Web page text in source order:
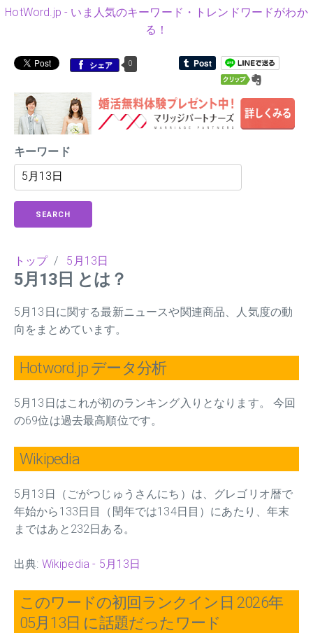
HotWord.jp - いま人気のキーワード・トレンドワードがわか
る！
シェア 0
キーワード
SEARCH
トップ/ 5月13日
5月13日 とは？
5月13日に関する最新ニュースや関連商品、人気度の動
向をまとめています。
Hotword.jp データ分析
5月13日はこれが初のランキング入りとなります。 今回
の69位は過去最高順位です。
Wikipedia
5月13日（ごがつじゅうさんにち）は、グレゴリオ暦で
年始から133日目（閏年では134日目）にあたり、年末
まではあと232日ある。
出典: Wikipedia - 5月13日
このワードの初回ランクイン日 2026年
05月13日 に話題だったワード